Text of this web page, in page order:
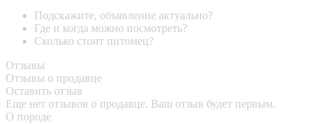
Подскажите, объявление актуально?
Где и когда можно посмотреть?
Сколько стоит питомец?
Отзывы
Отзывы о продавце
Оставить отзыв
Еще нет отзывов о продавце. Ваш отзыв будет первым.
О породе